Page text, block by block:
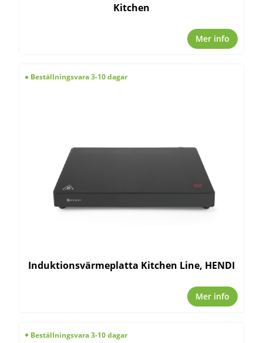
Kitchen
Mer info
Beställningsvara 3-10 dagar
Induktionsvärmeplatta Kitchen Line, HENDI
Mer info
Beställningsvara 3-10 dagar